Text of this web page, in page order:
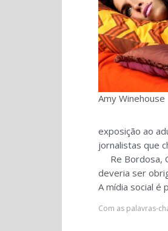
Amy Winehouse
exposição ao
jornalistas que
Re Bordosa,
deveria ser
A mídia social é
Com as palavras-